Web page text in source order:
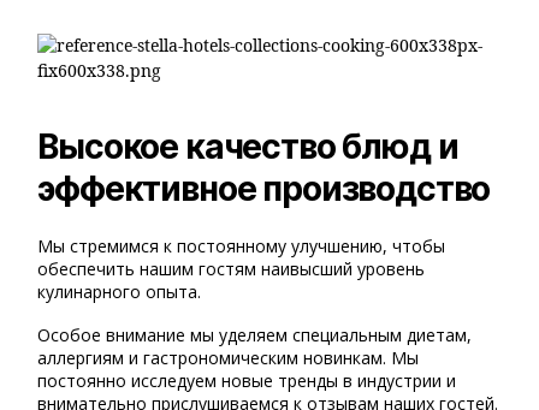
Высокое качество блюд и
эффективное производство
Мы стремимся к постоянному улучшению, чтобы
обеспечить нашим гостям наивысший уровень
кулинарного опыта.
Особое внимание мы уделяем специальным диетам,
аллергиям и гастрономическим новинкам. Мы
постоянно исследуем новые тренды в индустрии и
внимательно прислушиваемся к отзывам наших гостей.